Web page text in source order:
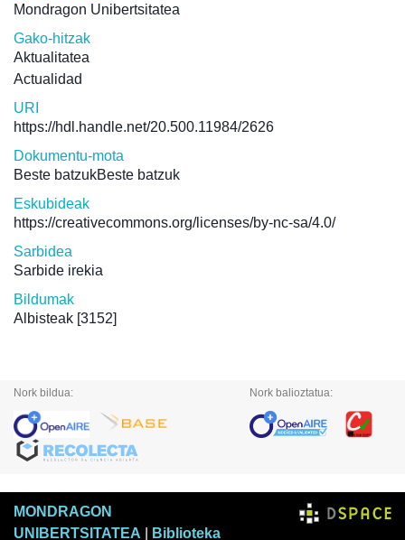
Mondragon Unibertsitatea
Gako-hitzak
Aktualitatea
Actualidad
URI
https://hdl.handle.net/20.500.11984/2626
Dokumentu-mota
Beste batzukBeste batzuk
Eskubideak
https://creativecommons.org/licenses/by-nc-sa/4.0/
Sarbidea
Sarbide irekia
Bildumak
Albisteak [3152]
Nork bildua: Nork balioztatua:
MONDRAGON
UNIBERTSITATEA
Biblioteka